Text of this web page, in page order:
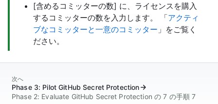
[含めるコミッターの数] に、ライセンスを購入
するコミッターの数を入力します。 「アクティ
ブなコミッターと一意のコミッター 」をご覧く
ださい。
次へ
Phase 3: Pilot GitHub Secret Protection
Phase 2: Evaluate GitHub Secret Protection の 7 の手順 7